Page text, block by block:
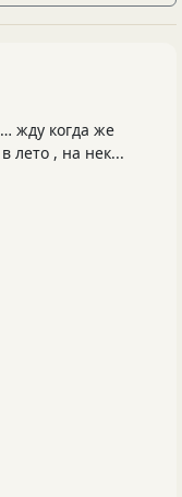
жду когда же
лето , на нек...